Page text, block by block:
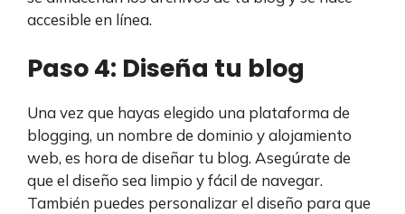
accesible en línea.
Paso 4: Diseña tu blog
Una vez que hayas elegido una plataforma de
blogging, un nombre de dominio y alojamiento
web, es hora de diseñar tu blog. Asegúrate de
que el diseño sea limpio y fácil de navegar.
También puedes personalizar el diseño para que